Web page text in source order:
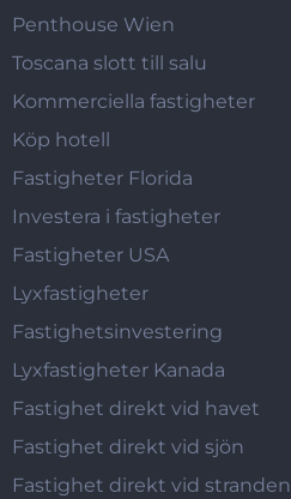
Penthouse Wien
Toscana slott till salu
Kommerciella fastigheter
Köp hotell
Fastigheter Florida
Investera i fastigheter
Fastigheter USA
Lyxfastigheter
Fastighetsinvestering
Lyxfastigheter Kanada
Fastighet direkt vid havet
Fastighet direkt vid sjön
Fastighet direkt vid stranden